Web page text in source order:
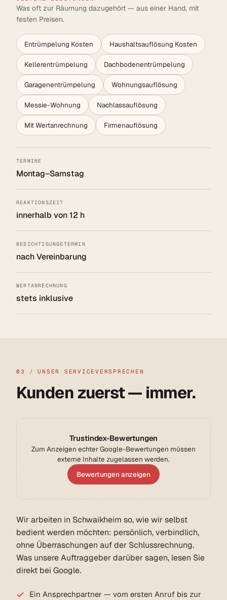
Was oft zur Räumung dazugehört — aus einer Hand, mit
festen Preisen.
Entrümpelung Kosten Haushaltsauflösung Kosten
Kellerentrümpelung Dachbodenentrümpelung
Garagenentrümpelung Wohnungsauflösung
Messie-Wohnung Nachlassauflösung
Mit Wertanrechnung Firmenauflösung
TERMINE
Montag–Samstag
REAKTIONSZEIT
innerhalb von 12 h
BESICHTIGUNGSTERMIN
nach Vereinbarung
WERTANRECHNUNG
stets inklusive
03 / UNSER SERVICEVERSPRECHEN
Kunden zuerst — immer.
Trustindex-Bewertungen
Zum Anzeigen echter Google-Bewertungen müssen
externe Inhalte zugelassen werden.
Bewertungen anzeigen
Wir arbeiten in Schwaikheim so, wie wir selbst
bedient werden möchten: persönlich, verbindlich,
ohne Überraschungen auf der Schlussrechnung.
Was unsere Auftraggeber darüber sagen, lesen Sie
direkt bei Google.
Ein Ansprechpartner — vom ersten Anruf bis zur